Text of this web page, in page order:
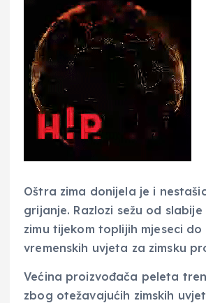
Oštra zima donijela je i
grijanje. Razlozi sežu od
zimu tijekom toplijih mjeseci
vremenskih uvjeta za zimsku
Većina proizvođača peleta
zbog otežavajućih zimskih